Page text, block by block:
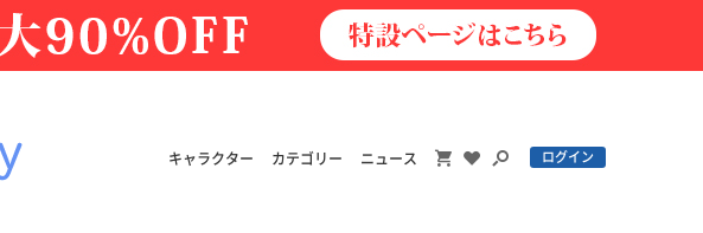
キャラクター カテゴリー ニュース ログイン